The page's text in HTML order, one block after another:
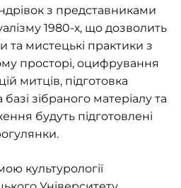
з представниками
1980-х, що дозволить
та мистецькі практики з
просторі, оцифрування
митців, підготовка
зібраного матеріалу та
будуть підготовлені
культурології